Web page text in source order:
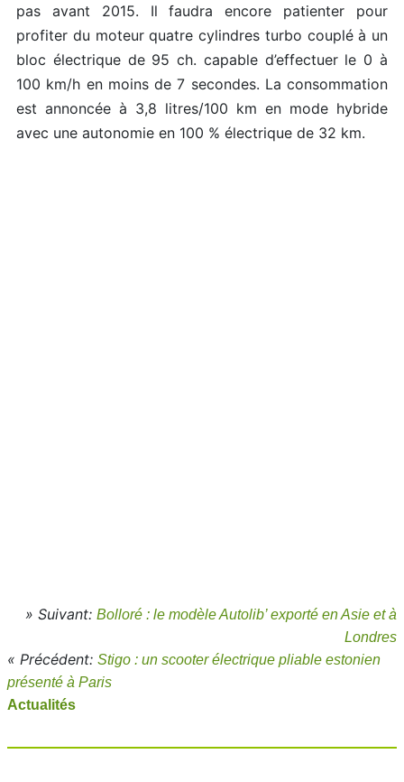
pas avant 2015. Il faudra encore patienter pour
profiter du moteur quatre cylindres turbo couplé à un
bloc électrique de 95 ch. capable d’effectuer le 0 à
100 km/h en moins de 7 secondes. La consommation
est annoncée à 3,8 litres/100 km en mode hybride
avec une autonomie en 100 % électrique de 32 km.
» Suivant: Bolloré : le modèle Autolib’ exporté en Asie et à
Londres
« Précédent: Stigo : un scooter électrique pliable estonien
présenté à Paris
Actualités